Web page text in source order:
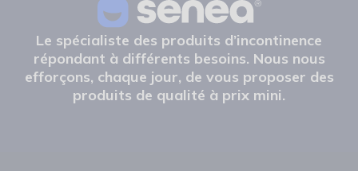
Le spécialiste des produits d’incontinence
répondant à différents besoins. Nous nous
efforçons, chaque jour, de vous proposer des
produits de qualité à prix mini.